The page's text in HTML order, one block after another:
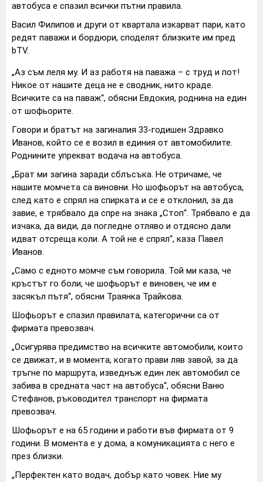
автобуса е спазил всички пътни правила.
Васил Филипов и други от квартала изкарват пари, като
редят паважи и бордюри, споделят близките им пред
bTV.
„Аз съм леля му. И аз работя на паважа – с труд и пот!
Никое от нашите деца не е сводник, нито краде.
Всичките са на паваж“, обясни Евдокия, роднина на един
от шофьорите.
Говори и братът на загиналия 33-годишен Здравко
Иванов, който се е возил в единия от автомобилите.
Роднините упрекват водача на автобуса.
„Брат ми загина заради сблъсъка. Не отричаме, че
нашите момчета са виновни. Но шофьорът на автобуса,
след като е спрял на спирката и се е отклонил, за да
завие, е трябвало да спре на знака „Стоп“. Трябвало е да
изчака, да види, да погледне отляво и отдясно дали
идват отсреща коли. А той не е спрял“, каза Павел
Иванов.
„Само с едното момче съм говорила. Той ми каза, че
кръстът го боли, че шофьорът е виновен, че им е
засякъл пътя“, обясни Траянка Трайкова.
Шофьорът е спазил правилата, категорични са от
фирмата превозвач.
„Осигурява предимство на всичките автомобили, които
се движат, и в момента, когато прави ляв завой, за да
тръгне по маршрута, изведнъж един лек автомобил се
забива в средната част на автобуса“, обясни Ваню
Стефанов, ръководител транспорт на фирмата
превозвач.
Шофьорът е на 65 години и работи във фирмата от 9
години. В момента е у дома, а комуникацията с него е
през близки.
„Перфектен като водач, добър като човек. Ние му